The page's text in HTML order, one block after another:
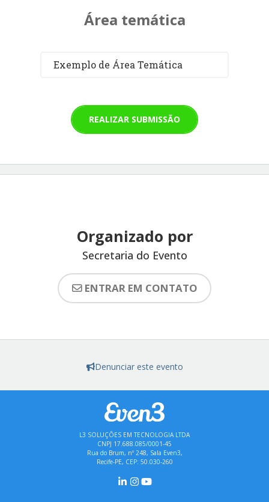
Área temática
Exemplo de Área Temática
REALIZAR SUBMISSÃO
Organizado por
Secretaria do Evento
ENTRAR EM CONTATO
Denunciar este evento
L3 SOLUÇÕES EM TECNOLOGIA LTDA
CNPJ 17.688.085/0001-45
Rua do Brum, nº 248, Sala Even3,
Recife-PE, CEP: 50.030-260